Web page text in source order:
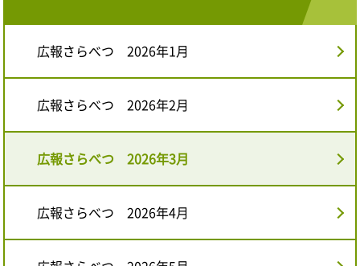
広報さらべつ 2026年1月
広報さらべつ 2026年2月
広報さらべつ 2026年3月
広報さらべつ 2026年4月